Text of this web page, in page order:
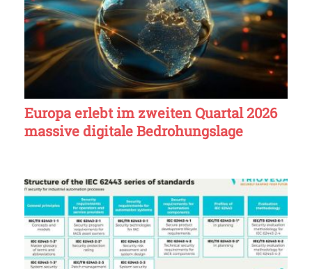
Europa erlebt im zweiten Quartal 2026
massive digitale Bedrohungslage